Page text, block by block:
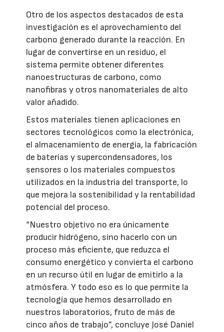
Otro de los aspectos destacados de esta
investigación es el aprovechamiento del
carbono generado durante la reacción. En
lugar de convertirse en un residuo, el
sistema permite obtener diferentes
nanoestructuras de carbono, como
nanofibras y otros nanomateriales de alto
valor añadido.
Estos materiales tienen aplicaciones en
sectores tecnológicos como la electrónica,
el almacenamiento de energía, la fabricación
de baterías y supercondensadores, los
sensores o los materiales compuestos
utilizados en la industria del transporte, lo
que mejora la sostenibilidad y la rentabilidad
potencial del proceso.
“Nuestro objetivo no era únicamente
producir hidrógeno, sino hacerlo con un
proceso más eficiente, que reduzca el
consumo energético y convierta el carbono
en un recurso útil en lugar de emitirlo a la
atmósfera. Y todo eso es lo que permite la
tecnología que hemos desarrollado en
nuestros laboratorios, fruto de más de
cinco años de trabajo”, concluye José Daniel